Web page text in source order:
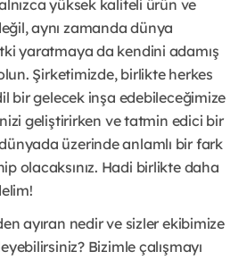
yüksek kaliteli ürün ve
aynı zamanda dünya
yaratmaya da kendini adamış
Şirketimizde, birlikte herkes
bir gelecek inşa edebileceğimize
geliştirirken ve tatmin edici bir
üzerinde anlamlı bir fark
olacaksınız. Hadi birlikte daha
ayıran nedir ve sizler ekibimize
Bizimle çalışmayı